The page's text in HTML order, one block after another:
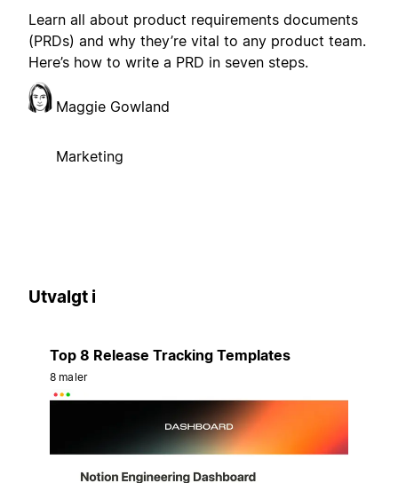
Learn all about product requirements documents
(PRDs) and why they’re vital to any product team.
Here’s how to write a PRD in seven steps.
Maggie Gowland
Marketing
Utvalgt i
Top 8 Release Tracking Templates
8 maler